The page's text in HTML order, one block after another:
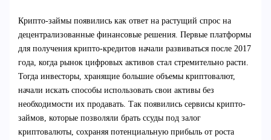
Крипто-займы появились как ответ на растущий спрос на
децентрализованные финансовые решения. Первые платформы
для получения крипто-кредитов начали развиваться после 2017
года, когда рынок цифровых активов стал стремительно расти.
Тогда инвесторы, хранящие большие объемы криптовалют,
начали искать способы использовать свои активы без
необходимости их продавать. Так появились сервисы крипто-
займов, которые позволяли брать ссуды под залог
криптовалюты, сохраняя потенциальную прибыль от роста